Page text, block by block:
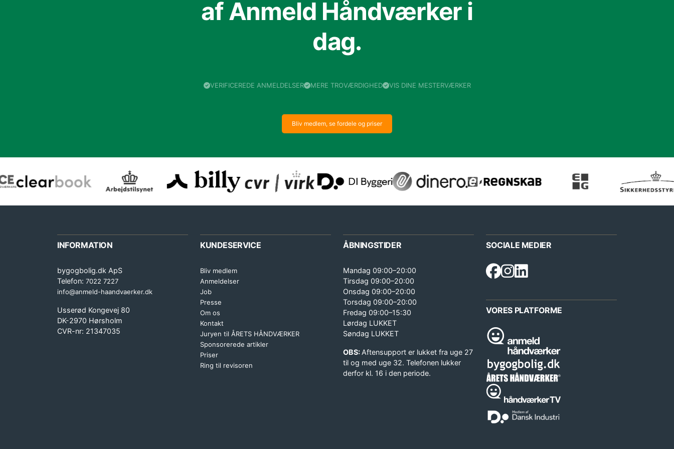
af Anmeld Håndværker i
dag.
VERIFICEREDE ANMELDELSER MERE TROVÆRDIGHED VIS DINE MESTERVÆRKER
Bliv medlem, se fordele og priser
INFORMATION
bygogbolig.dk ApS
Telefon: 7022 7227
info@anmeld-haandvaerker.dk
Usserød Kongevej 80
DK-2970 Hørsholm
CVR-nr: 21347035
KUNDESERVICE
Bliv medlem
Anmeldelser
Job
Presse
Om os
Kontakt
Juryen til ÅRETS HÅNDVÆRKER
Sponsorerede artikler
Priser
Ring til revisoren
ÅBNINGSTIDER
Mandag 09:00–20:00
Tirsdag 09:00–20:00
Onsdag 09:00–20:00
Torsdag 09:00–20:00
Fredag 09:00–15:30
Lørdag LUKKET
Søndag LUKKET
OBS:Aftensupport er lukket fra uge 27
til og med uge 32. Telefonen lukker
derfor kl. 16 i den periode.
SOCIALE MEDIER
VORES PLATFORME